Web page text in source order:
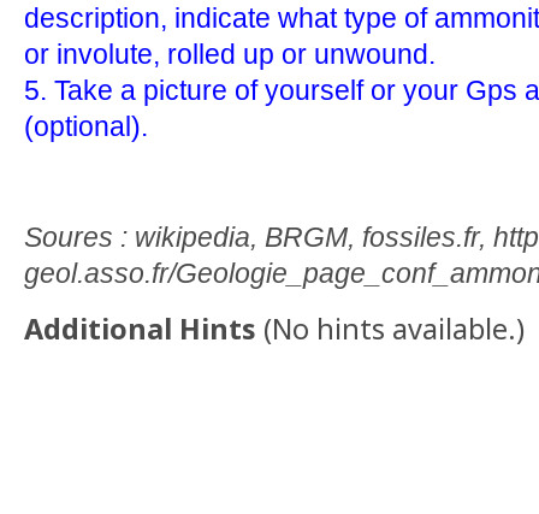
description, indicate what type of
or involute, rolled up or unwound.
5. Take a picture of yourself or your Gps
(optional).
Soures : wikipedia, BRGM, fossiles.fr,
geol.asso.fr/
Additional Hints (No hints available.)